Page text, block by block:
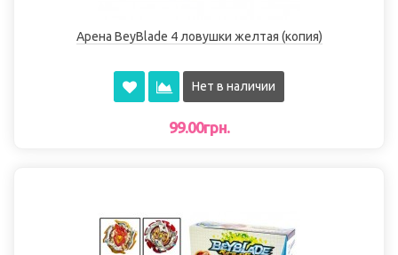
Арена BeyBlade 4 ловушки желтая (копия)
Нет в наличии
99.00грн.